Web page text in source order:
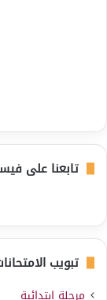
تابعنا على
تبويب
مرحلة ابتدائية